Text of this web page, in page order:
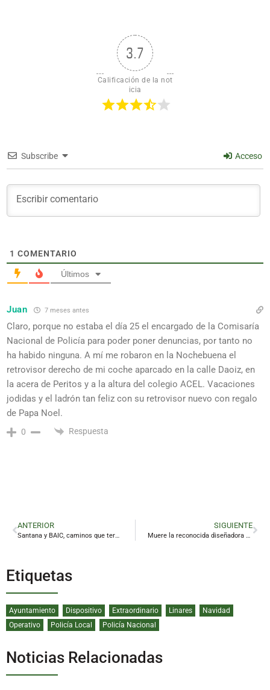
3.7
Calificación de la not
icia
Subscribe Acceso
1 COMENTARIO
Últimos
Juan 7 meses antes
Claro, porque no estaba el día 25 el encargado de la Comisaría
Nacional de Policía para poder poner denuncias, por tanto no
ha habido ninguna. A mí me robaron en la Nochebuena el
retrovisor derecho de mi coche aparcado en la calle Daoiz, en
la acera de Peritos y a la altura del colegio ACEL. Vacaciones
jodidas y el ladrón tan feliz con su retrovisor nuevo con regalo
de Papa Noel.
0 Respuesta
ANTERIOR
Santana y BAIC, caminos que terminan encontrándose
SIGUIENTE
Muere la reconocida diseñadora grafica linarense Lina Lucena a los 47 años
Etiquetas
Ayuntamiento Dispositivo Extraordinario Linares
Navidad
Operativo
Policía Local Policía Nacional
Noticias Relacionadas